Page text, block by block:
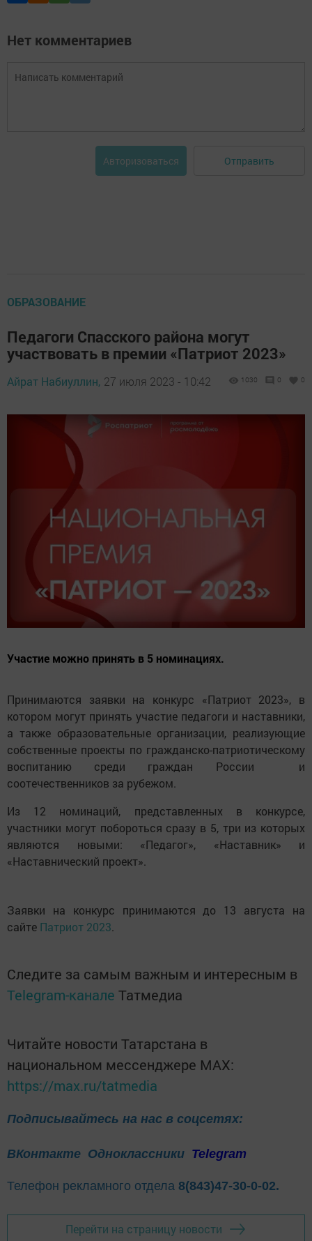
Нет комментариев
Авторизоваться Отправить
ОБРАЗОВАНИЕ
Педагоги Спасского района могут
участвовать в премии «Патриот 2023»
Айрат Набиуллин, 27 июля 2023 - 10:42 1030 0 0
Участие можно принять в 5 номинациях.
Принимаются заявки на конкурс «Патриот 2023», в
котором могут принять участие педагоги и наставники,
а также образовательные организации, реализующие
собственные проекты по гражданско-патриотическому
воспитанию среди граждан России и
соотечественников за рубежом.
Из 12 номинаций, представленных в конкурсе,
участники могут побороться сразу в 5, три из которых
являются новыми: «Педагог», «Наставник» и
«Наставнический проект».
Заявки на конкурс принимаются до 13 августа на
сайте Патриот 2023.
Следите за самым важным и интересным в
Telegram-канале Татмедиа
Читайте новости Татарстана в
национальном мессенджере MАХ:
https://max.ru/tatmedia
Подписывайтесь на нас в соцсетях:
ВКонтакте Одноклассники Telegram
Телефон рекламного отдела 8(843)47-30-0-02.
Перейти на страницу новости